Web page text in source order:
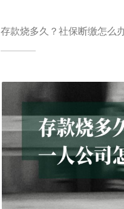
存款烧多久？社保断缴怎么